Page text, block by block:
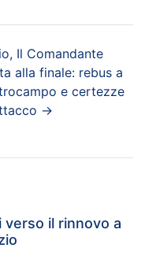
Il Comandante
alla finale: rebus a
e certezze
→
verso il rinnovo a